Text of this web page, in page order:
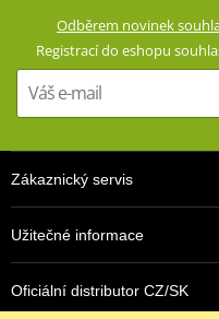
Plochy s rizikem pádu
Vyjímatelné a výškově
(certifikované podle normy
Pevně všitá voděodolná,
GERMATEX®
Voděodolné zipy
Kapsa na chránič páteře
Reflexní prvky
Síťová podšívka (100%
Vyjímatelná termovložka
Odběrem novinek
Registrací do eshopu
Zákaznický servis
Užitečné informace
Oficiální distributor CZ/SK